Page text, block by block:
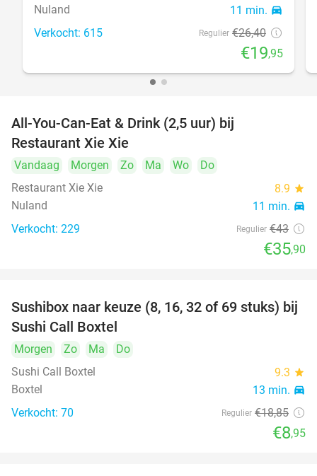
Nuland 11 min. directions_car
Verkocht: 615 Regulier €26,40
€19,95
All-You-Can-Eat & Drink (2,5 uur) bij
Restaurant Xie Xie
Vandaag Morgen Zo Ma Wo
Do
Restaurant Xie Xie
8.9 star
Nuland 11 min. directions_car
Verkocht: 229 Regulier €43
€35,90
53%
Sushibox naar keuze (8, 16, 32 of 69 stuks) bij
Sushi Call Boxtel
Morgen Zo Ma
Do
Sushi Call Boxtel
9.3 star
Boxtel 13 min. directions_car
Verkocht: 70 Regulier €18,85
€8,95